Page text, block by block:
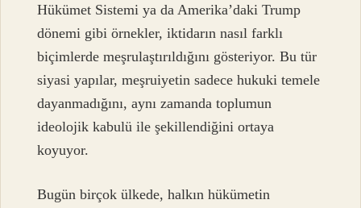
Hükümet Sistemi ya da Amerika’daki Trump
dönemi gibi örnekler, iktidarın nasıl farklı
biçimlerde meşrulaştırıldığını gösteriyor. Bu tür
siyasi yapılar, meşruiyetin sadece hukuki temele
dayanmadığını, aynı zamanda toplumun
ideolojik kabulü ile şekillendiğini ortaya
koyuyor.
Bugün birçok ülkede, halkın hükümetin